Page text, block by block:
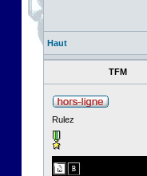
Haut
TFM
Rulez